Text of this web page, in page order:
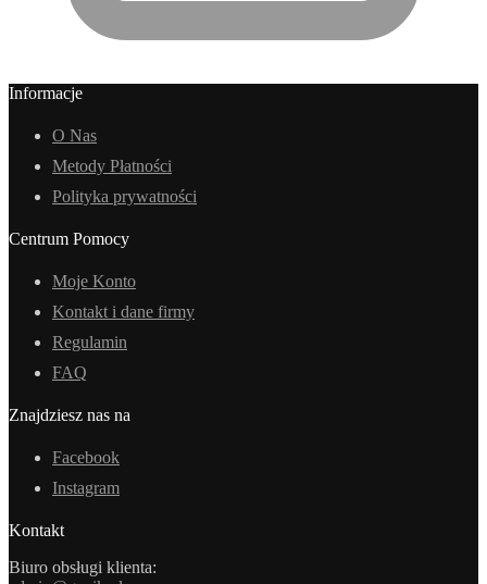
Informacje
O Nas
Metody Płatności
Polityka prywatności
Centrum Pomocy
Moje Konto
Kontakt i dane firmy
Regulamin
FAQ
Znajdziesz nas na
Facebook
Instagram
Kontakt
Biuro obsługi klienta: